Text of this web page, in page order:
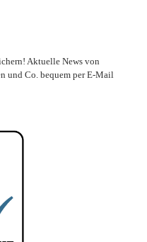
Aktuelle News von
und Co. bequem per E-Mail